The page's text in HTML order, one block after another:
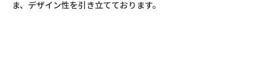
ま、デザイン性を引き立てております。